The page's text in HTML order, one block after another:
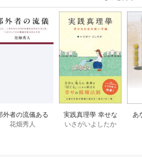
外者の流儀ある
、三木たかしの5
花畑秀人
実践真理學 幸せな
お金の使い方編 1巻
いさがいよしたか
あ